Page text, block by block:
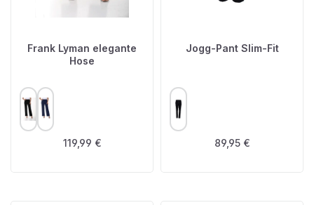
Frank Lyman elegante
Hose
FARBEAUSWÄHLEN
Regulärer Preis:
119,99 €
Jogg-Pant Slim-Fit
FARBE
Regulärer Preis:
89,95 €